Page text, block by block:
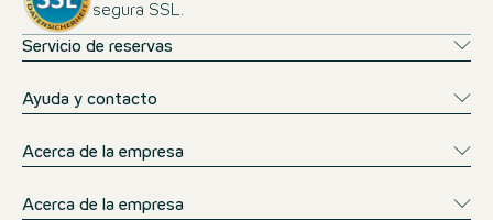
segura SSL.
Servicio de reservas
Ayuda y contacto
Acerca de la empresa
Acerca de la empresa